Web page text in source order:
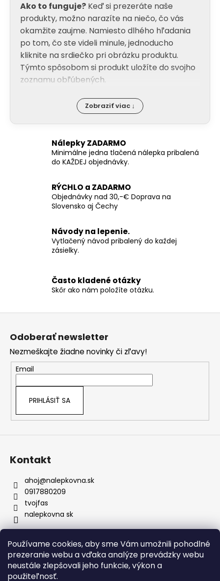
Používame cookies, aby sme Vám umožnili pohodlné
prezeranie webu a vďaka analýze prevádzky webu
neustále zlepšovali jeho funkcie, výkon a
použiteľnosť.
p
r
v
k
y
v
ý
s
u
Ako to funguje? Keď si prezeráte naše
produkty, možno narazíte na niečo, čo vás
okamžite zaujme. Namiesto dlhého hľadania
po tom, čo ste videli minule, jednoducho
kliknite na srdiečko pri obrázku produktu.
Týmto spôsobom si produkt uložíte do svojho
zoznamu obľúbených.
Zobraziť viac ↓
Nálepky ZADARMO
Minimálne jedna tlačená nálepka pribalená
do KAŽDEJ objednávky.
RÝCHLO a ZADARMO
Objednávky nad 30,-€ Doprava na
Slovensko aj Čechy
Návody na lepenie.
Vytlačený návod pribalený do každej
zásielky.
Často kladené otázky
Skôr ako nám položíte otázku.
Odoberať newsletter
Nezmeškajte žiadne novinky či zľavy!
Email
PRIHLÁSIŤ SA
Kontakt
ahoj@nalepkovna.sk
0917880209
tvojfas
nalepkovna sk
Obchodné podmienky
Podmienky ochrany osobných údajov
Kontakt
Doprava a platba Podmienky vrátenia Bez nálepiek